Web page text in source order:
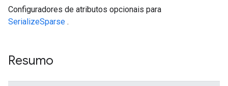
Configuradores de atributos opcionais para
SerializeSparse .
Resumo